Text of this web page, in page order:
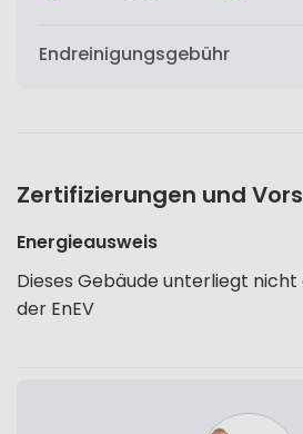
Endreinigungsgebühr
Zertifizierungen und
Energieausweis
Dieses Gebäude unterliegt
der EnEV